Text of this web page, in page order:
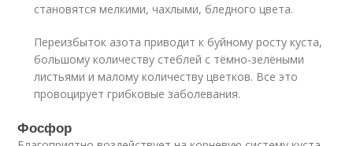
становятся мелкими, чахлыми, бледного цвета.
Переизбыток азота приводит к буйному росту куста,
большому количеству стеблей с тёмно-зелёными
листьями и малому количеству цветков. Все это
провоцирует грибковые заболевания.
Фосфор